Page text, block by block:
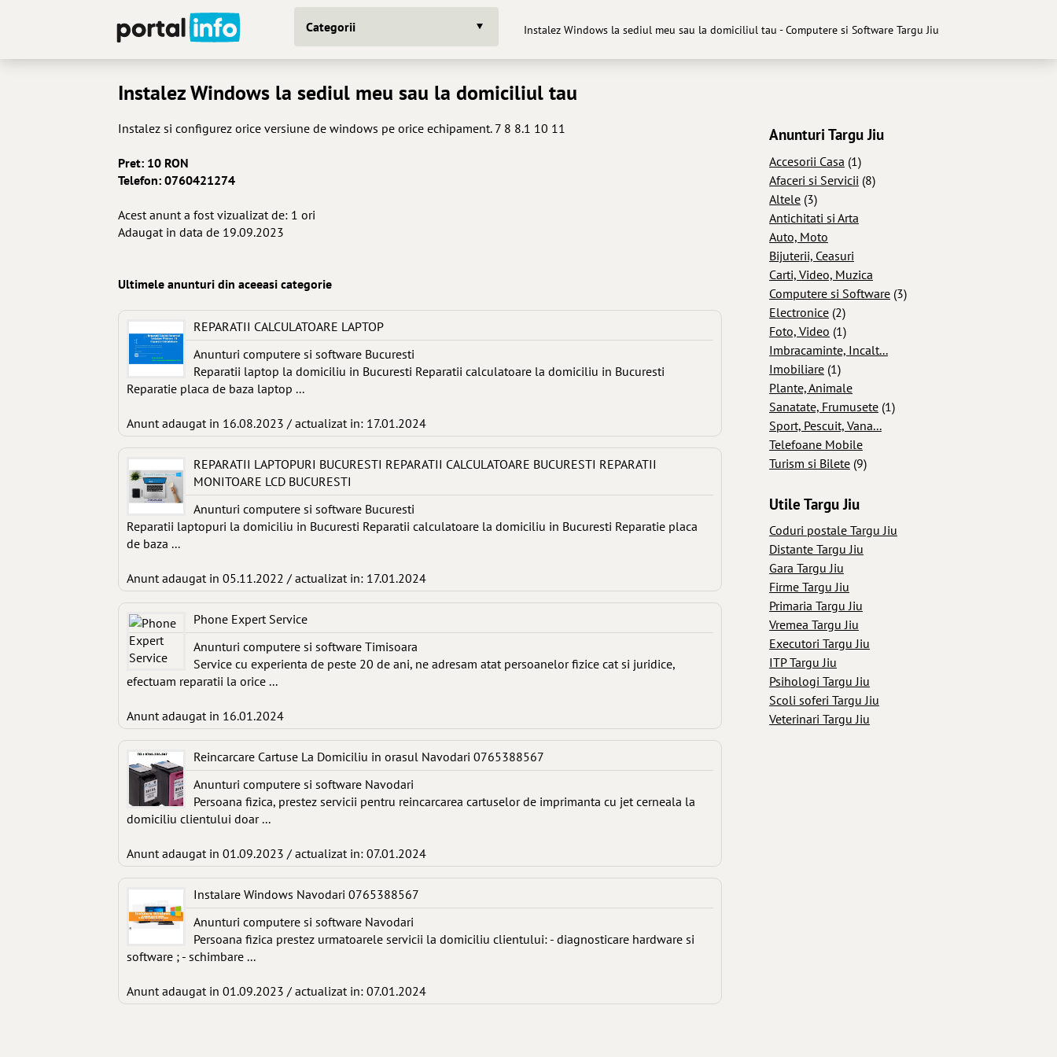
Categorii Instalez Windows la sediul meu sau la domiciliul tau - Computere si Software Targu Jiu
Instalez Windows la sediul meu sau la domiciliul tau
Instalez si configurez orice versiune de windows pe orice echipament. 7 8 8.1 10 11
Pret: 10 RON
Telefon: 0760421274
Acest anunt a fost vizualizat de: 1 ori
Adaugat in data de 19.09.2023
Ultimele anunturi din aceeasi categorie
REPARATII CALCULATOARE LAPTOP
Anunturi computere si software Bucuresti
Reparatii laptop la domiciliu in Bucuresti Reparatii calculatoare la domiciliu in Bucuresti
Reparatie placa de baza laptop ...
Anunt adaugat in 16.08.2023 / actualizat in: 17.01.2024
REPARATII LAPTOPURI BUCURESTI REPARATII CALCULATOARE BUCURESTI REPARATII
MONITOARE LCD BUCURESTI
Anunturi computere si software Bucuresti
Reparatii laptopuri la domiciliu in Bucuresti Reparatii calculatoare la domiciliu in Bucuresti Reparatie placa
de baza ...
Anunt adaugat in 05.11.2022 / actualizat in: 17.01.2024
Phone Expert Service
Anunturi computere si software Timisoara
Service cu experienta de peste 20 de ani, ne adresam atat persoanelor fizice cat si juridice,
efectuam reparatii la orice ...
Anunt adaugat in 16.01.2024
Reincarcare Cartuse La Domiciliu in orasul Navodari 0765388567
Anunturi computere si software Navodari
Persoana fizica, prestez servicii pentru reincarcarea cartuselor de imprimanta cu jet cerneala la
domiciliu clientului doar ...
Anunt adaugat in 01.09.2023 / actualizat in: 07.01.2024
Instalare Windows Navodari 0765388567
Anunturi computere si software Navodari
Persoana fizica prestez urmatoarele servicii la domiciliu clientului: - diagnosticare hardware si
software ; - schimbare ...
Anunt adaugat in 01.09.2023 / actualizat in: 07.01.2024
Anunturi Targu Jiu
Accesorii Casa (1)
Afaceri si Servicii (8)
Altele (3)
Antichitati si Arta
Auto, Moto
Bijuterii, Ceasuri
Carti, Video, Muzica
Computere si Software (3)
Electronice (2)
Foto, Video (1)
Imbracaminte, Incalt...
Imobiliare (1)
Plante, Animale
Sanatate, Frumusete (1)
Sport, Pescuit, Vana...
Telefoane Mobile
Turism si Bilete (9)
Utile Targu Jiu
Coduri postale Targu Jiu
Distante Targu Jiu
Gara Targu Jiu
Firme Targu Jiu
Primaria Targu Jiu
Vremea Targu Jiu
Executori Targu Jiu
ITP Targu Jiu
Psihologi Targu Jiu
Scoli soferi Targu Jiu
Veterinari Targu Jiu